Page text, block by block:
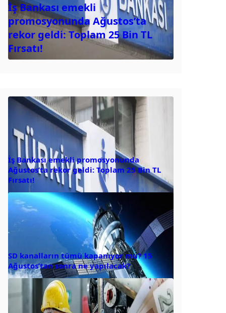
İş Bankası emekli
promosyonunda Ağustos’ta
rekor geldi: Toplam 25 Bin TL
Fırsatı!
İş Bankası emekli promosyonunda
Ağustos’ta rekor geldi: Toplam 25 Bin TL
Fırsatı!
SD kanalların tümü kapanıyor mu? 15
Ağustos’tan sonra ne yapılacak?